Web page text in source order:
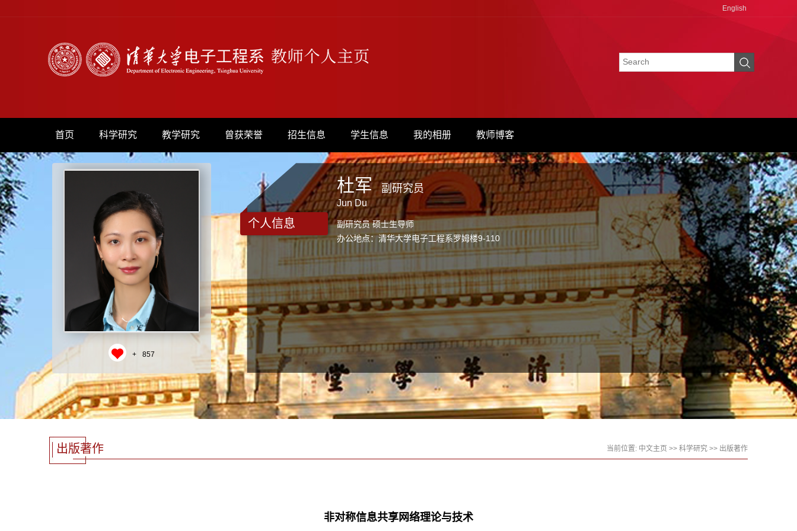
English
首页 科学研究 教学研究 曾获荣誉 招生信息 学生信息 我的相册 教师博客
+ 857
个人信息
杜军
Jun Du
副研究员
副研究员 硕士生导师
办公地点：清华大学电子工程系罗姆楼9-110
出版著作 当前位置: 中文主页 >> 科学研究 >> 出版著作
非对称信息共享网络理论与技术